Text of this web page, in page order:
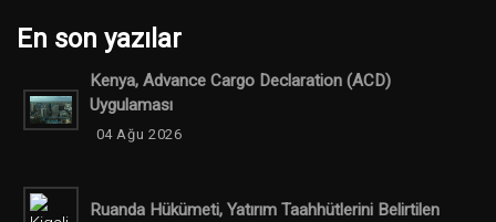
En son yazılar
Kenya, Advance Cargo Declaration (ACD)
Uygulaması
04 Ağu 2026
Ruanda Hükümeti, Yatırım Taahhütlerini Belirtilen